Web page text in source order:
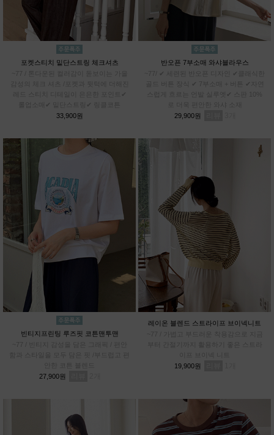
포켓스티치 밑단스트링 체크셔츠
~77 / 톤다운된 컬러감이 돋보이는 가을
감성의 체크 셔츠 /포켓과 뒷턱에 더해진
레드 스티치 디테일이 은은한 포인트✔
롤업소매✔ 밑단스트링✔ 링클코튼
33,900원
반오픈 7부소매 와샤블라우스
~77/ ✔ 세련된 반오픈 디자인 ✔클래식한
골드 버튼 장식 ✔ 7부소매 + 버튼 ✔자연
스럽게 흐르는 언발 실루엣✔ 스판 10%
로 더욱 편안한 와샤 소재
29,900원
빈티지프린팅 루즈핏 코튼맨투맨
~77 / 빈티지 감성을 담은 그래픽 / 편안
함과 스타일을 모두 담은 핏 /부드럽고 편
27,900원
레이온 블렌드 스트라이프 브이넥니트
~77 / 가볍고 부드러운 착용감으로 지금
부터 간절기까지 활용하기 좋은 스트라
19,900원